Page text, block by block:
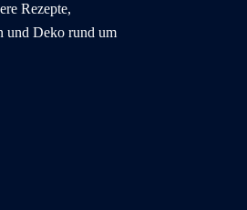
Rezepte,
und Deko rund um